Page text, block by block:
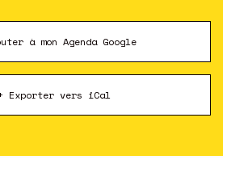
à mon Agenda Google
Exporter vers iCal